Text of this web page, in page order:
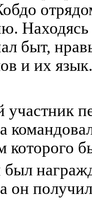
быт,
и их
участник
которого
был
он